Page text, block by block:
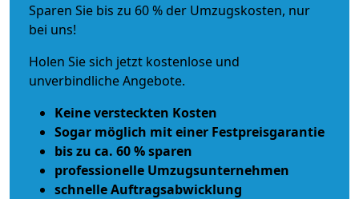
Sparen Sie bis zu 60 % der Umzugskosten, nur
bei uns!
Holen Sie sich jetzt kostenlose und
unverbindliche Angebote.
Keine versteckten Kosten
Sogar möglich mit einer Festpreisgarantie
bis zu ca. 60 % sparen
professionelle Umzugsunternehmen
schnelle Auftragsabwicklung